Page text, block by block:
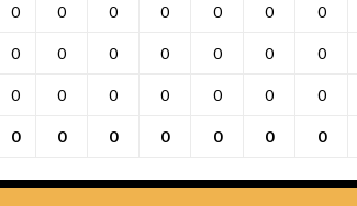
0 0 0 0 0 0 0
0 0 0 0 0 0 0
0 0 0 0 0 0 0
0 0 0 0 0 0 0